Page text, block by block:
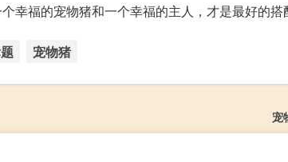
幸福的宠物猪和一个幸福的主人，才是最好的搭
宠物猪
宠